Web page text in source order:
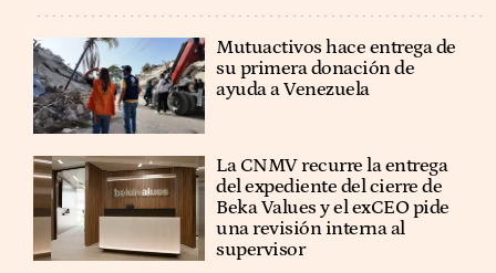
Mutuactivos hace entrega de
su primera donación de
ayuda a Venezuela
La CNMV recurre la entrega
del expediente del cierre de
Beka Values y el exCEO pide
una revisión interna al
supervisor